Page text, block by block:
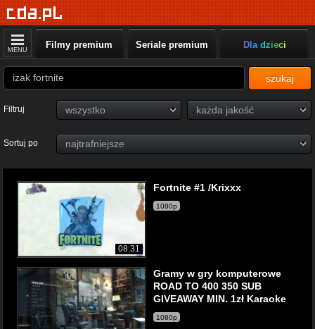
MENU Filmy premium Seriale premium Dla dzieci
szukaj
Filtruj
Sortuj po
08:31
Fortnite #1 /Krixxx
1080p
Gramy w gry komputerowe
ROAD TO 400 350 SUB
GIVEAWAY MIN. 1zł Karaoke
1080p